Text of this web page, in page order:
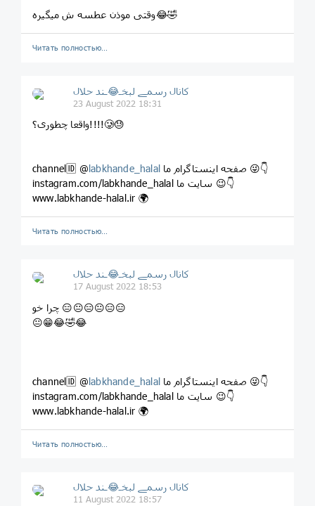
وقتی موذن عطسه ش میگیره😂🤣
Читать полностью…
کانال رسمے لبخـ😂ـند حلال
23 August 2022 18:31
واقعا چطوری؟!!!!🥲😓
channel🆔 @labkhande_halal
instagram.com/labkhande_halal سایت ما 😉👇
www.labkhande-halal.ir 🌍
Читать полностью…
کانال رسمے لبخـ😂ـند حلال
17 August 2022 18:53
چرا خو 😑😐😑😐😑😑
😐😁😂🤣😂
channel🆔 @labkhande_halal
instagram.com/labkhande_halal سایت ما 😉👇
www.labkhande-halal.ir 🌍
Читать полностью…
کانال رسمے لبخـ😂ـند حلال
11 August 2022 18:57